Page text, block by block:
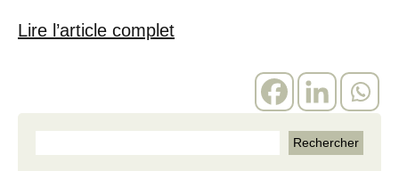
Lire l’article complet